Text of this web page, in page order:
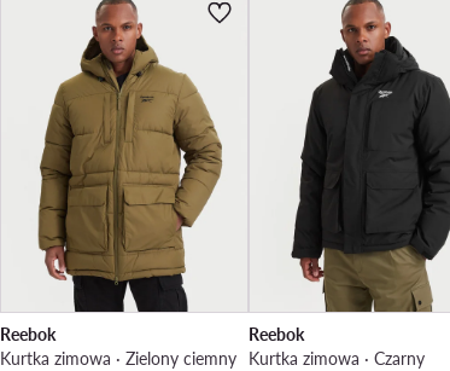
Reebok
Kurtka zimowa · Zielony ciemny
Reebok
Kurtka zimowa · Czarny